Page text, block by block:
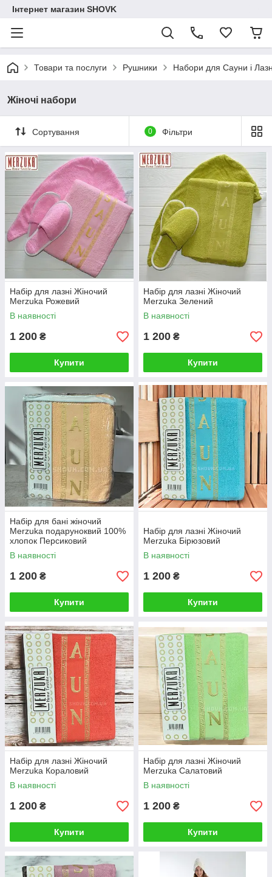
Інтернет магазин SHOVK
Товари та послуги Рушники Набори для Сауни і
Жіночі набори
Сортування 0 Фільтри
Набір для лазні Жіночий
Merzuka Рожевий
В наявності
1 200 ₴
Купити
Набір для лазні Жіночий
Merzuka Зелений
В наявності
1 200 ₴
Купити
Набір для бані жіночий
Merzuka подаруноквий 100%
хлопок Персиковий
В наявності
1 200 ₴
Купити
Набір для лазні Жіночий
Merzuka Бірюзовий
В наявності
1 200 ₴
Купити
Набір для лазні Жіночий
Merzuka Кораловий
В наявності
1 200 ₴
Купити
Набір для лазні Жіночий
Merzuka Салатовий
В наявності
1 200 ₴
Купити